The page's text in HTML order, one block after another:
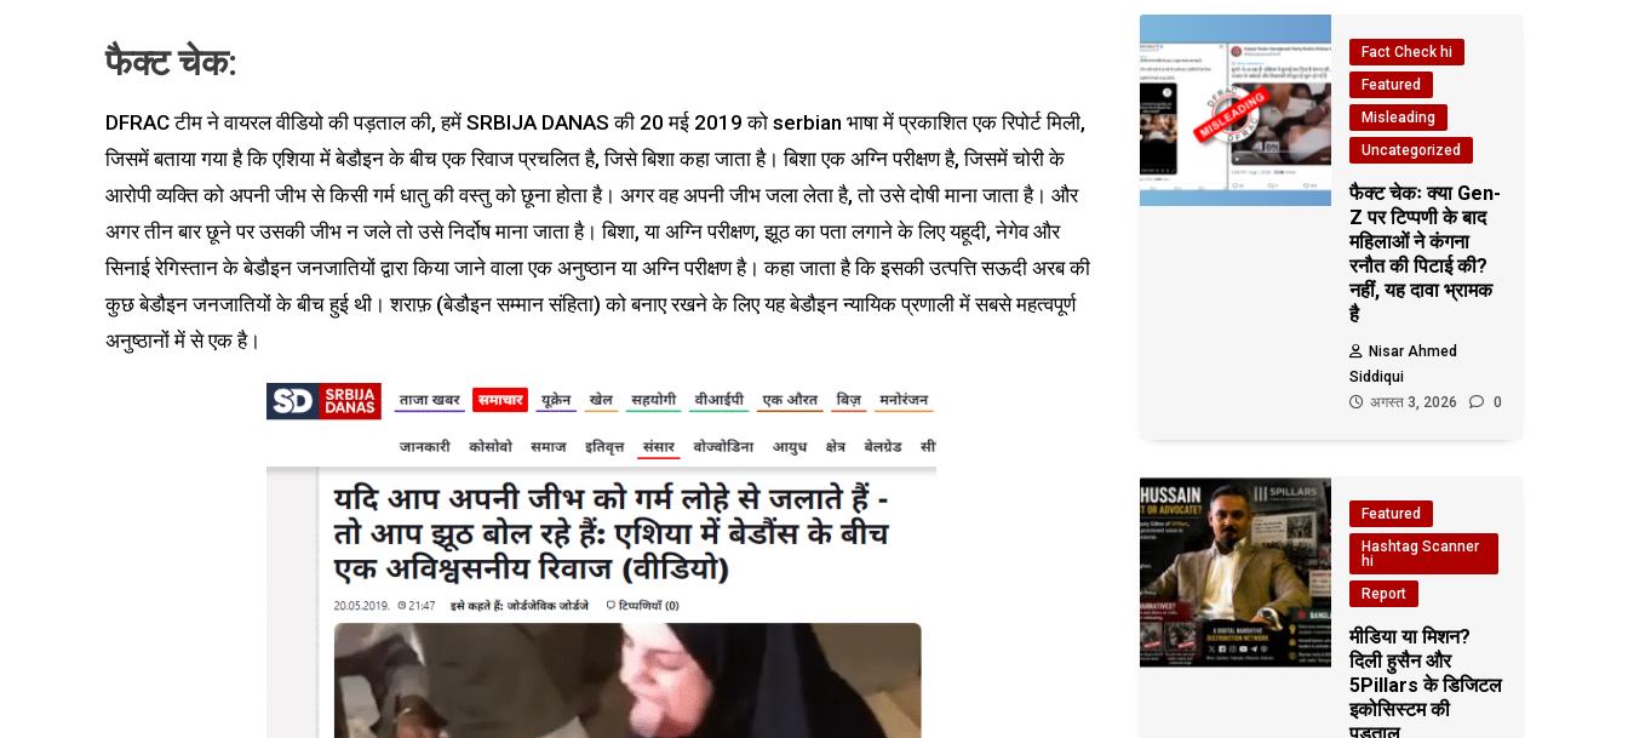
फैक्ट चेक:
DFRAC टीम ने वायरल वीडियो की पड़ताल की, हमें SRBIJA DANAS की 20 मई 2019 को serbian भाषा में प्रकाशित एक रिपोर्ट मिली,
जिसमें बताया गया है कि एशिया में बेडौइन के बीच एक रिवाज प्रचलित है, जिसे बिशा कहा जाता है। बिशा एक अग्नि परीक्षण है, जिसमें चोरी के
आरोपी व्यक्ति को अपनी जीभ से किसी गर्म धातु की वस्तु को छूना होता है। अगर वह अपनी जीभ जला लेता है, तो उसे दोषी माना जाता है। और
अगर तीन बार छूने पर उसकी जीभ न जले तो उसे निर्दोष माना जाता है। बिशा, या अग्नि परीक्षण, झूठ का पता लगाने के लिए यहूदी, नेगेव और
सिनाई रेगिस्तान के बेडौइन जनजातियों द्वारा किया जाने वाला एक अनुष्ठान या अग्नि परीक्षण है। कहा जाता है कि इसकी उत्पत्ति सऊदी अरब की
कुछ बेडौइन जनजातियों के बीच हुई थी। शराफ़ (बेडौइन सम्मान संहिता) को बनाए रखने के लिए यह बेडौइन न्यायिक प्रणाली में सबसे महत्वपूर्ण
अनुष्ठानों में से एक है।
Fact Check hi
Featured
Misleading
Uncategorized
फैक्ट चेकः क्या Gen-
Z पर टिप्पणी के बाद
महिलाओं ने कंगना
रनौत की पिटाई की?
नहीं, यह दावा भ्रामक
है
Nisar Ahmed
Siddiqui
अगस्त 3, 2026
0
Featured
Hashtag Scanner
hi
Report
मीडिया या मिशन?
दिली हुसैन और
5Pillars के डिजिटल
इकोसिस्टम की